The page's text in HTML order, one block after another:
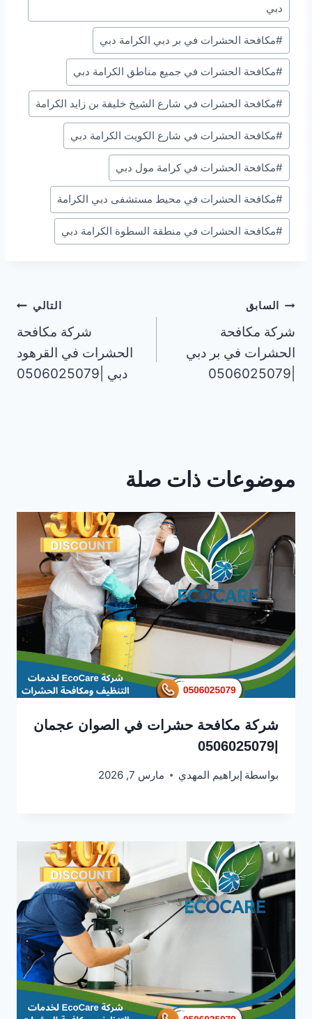
دبي
#مكافحة الحشرات في بر دبي الكرامة دبي
#مكافحة الحشرات في جميع مناطق الكرامة دبي
#مكافحة الحشرات في شارع الشيخ خليفة بن زايد الكرامة
#مكافحة الحشرات في شارع الكويت الكرامة دبي
#مكافحة الحشرات في كرامة مول دبي
#مكافحة الحشرات في محيط مستشفى دبي الكرامة
#مكافحة الحشرات في منطقة السطوة الكرامة دبي
تصفّح
المقالات
السابق
شركة مكافحة
الحشرات في بر دبي
التالي
شركة مكافحة
الحشرات في القرهود
دبي |0506025079
موضوعات ذات صلة
شركة مكافحة حشرات في الصوان عجمان
بواسطة إبراهيم المهدي مارس 7, 2026